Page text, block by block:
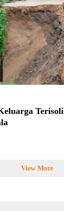
View More